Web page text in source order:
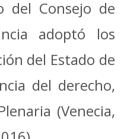
del Consejo de
adoptó los
del Estado de
del derecho,
(Venecia,